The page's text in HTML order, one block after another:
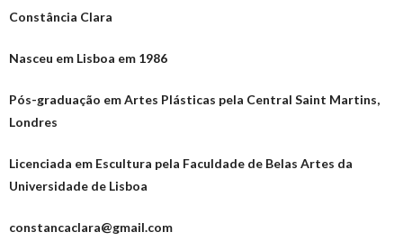
Constância Clara
Nasceu em Lisboa em 1986
Pós-graduação em Artes Plásticas pela Central Saint Martins,
Londres
Licenciada em Escultura pela Faculdade de Belas Artes da
Universidade de Lisboa
constancaclara@gmail.com